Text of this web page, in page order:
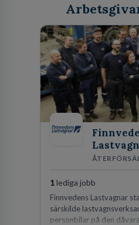
1lediga jobb
Finnvedens Lastvagnar
särskilde
personbilar på den